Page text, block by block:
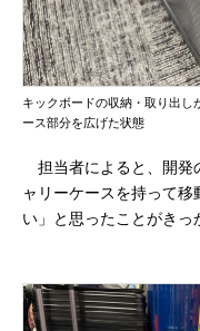
キックボードの収納・取り出し
ース部分を広げた状態
担当者によると、開発
ャリーケースを持って
い」と思ったことがきっ